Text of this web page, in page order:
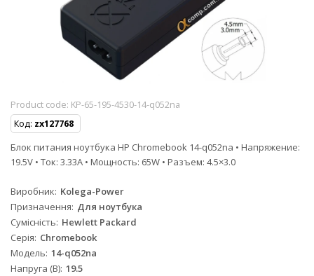
Product code: KP-65-195-4530-14-q052na
Код: zx127768
Блок питания ноутбука HP Chromebook 14-q052na • Напряжение:
19.5V • Ток: 3.33A • Мощность: 65W • Разъем: 4.5×3.0
Виробник Kolega-Power
Призначення Для ноутбука
Сумісність Hewlett Packard
Серія Chromebook
Модель 14-q052na
Напруга (В) 19.5